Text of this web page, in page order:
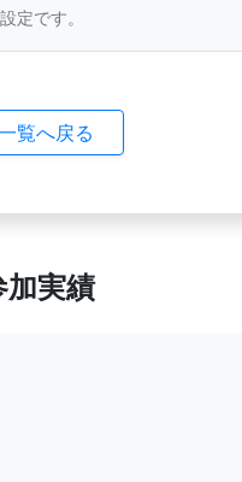
定です。
覧へ戻る
実績